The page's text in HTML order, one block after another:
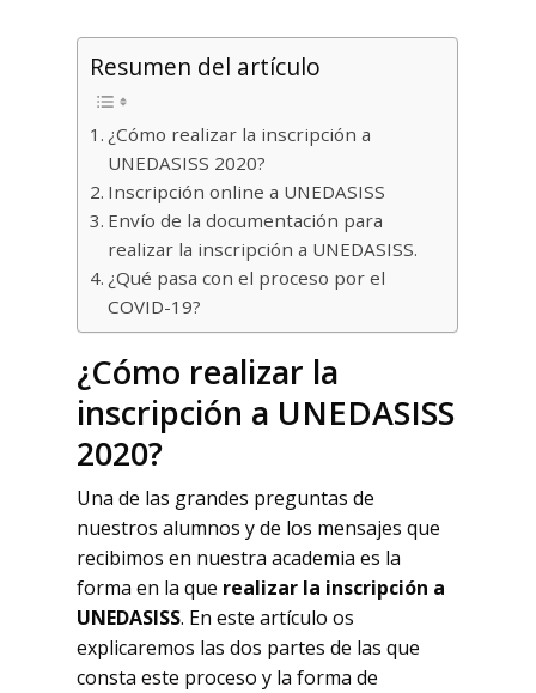
Resumen del artículo
¿Cómo realizar la inscripción a
UNEDASISS 2020?
Inscripción online a UNEDASISS
Envío de la documentación para
realizar la inscripción a UNEDASISS.
¿Qué pasa con el proceso por el
COVID-19?
¿Cómo realizar la
inscripción a UNEDASISS
2020?
Una de las grandes preguntas de
nuestros alumnos y de los mensajes que
recibimos en nuestra academia es la
forma en la que realizar la inscripción a
UNEDASISS. En este artículo os
explicaremos las dos partes de las que
consta este proceso y la forma de